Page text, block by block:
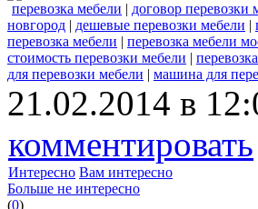
перевозка мебели | договор перевозки
новгород | дешевые перевозки мебели |
перевозка мебели | перевозка мебели
стоимость перевозки мебели |
для перевозки мебели | машина для
21.02.2014 в
комментировать
Интересно Вам интересно
Больше не интересно
(0)